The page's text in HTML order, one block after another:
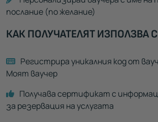
послание (по желание)
КАК ПОЛУЧАТЕЛЯТ ИЗПОЛЗВА
Регистрира уникалния код от
Моят ваучер
Получава сертификат с
за резервация на услугата